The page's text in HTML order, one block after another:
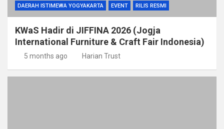
DAERAH ISTIMEWA YOGYAKARTA EVENT RILIS RESMI
KWaS Hadir di JIFFINA 2026 (Jogja
International Furniture & Craft Fair Indonesia)
5 months ago Harian Trust